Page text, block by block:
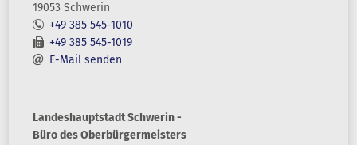
19053 Schwerin
+49 385 545-1010
+49 385 545-1019
E-Mail senden
Landeshauptstadt Schwerin -
Büro des Oberbürgermeisters